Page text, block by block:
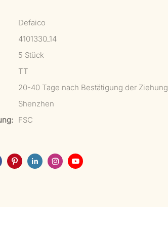
Defaico
4101330_14
5 Stück
TT
20-40 Tage nach Bestätigung der Ziehung
Shenzhen
FSC